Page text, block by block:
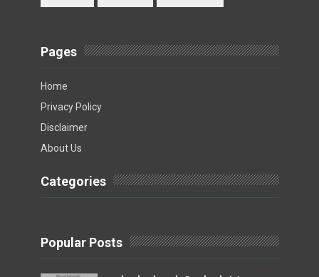
Pages
Home
Privacy Policy
Disclaimer
About Us
Categories
Popular Posts